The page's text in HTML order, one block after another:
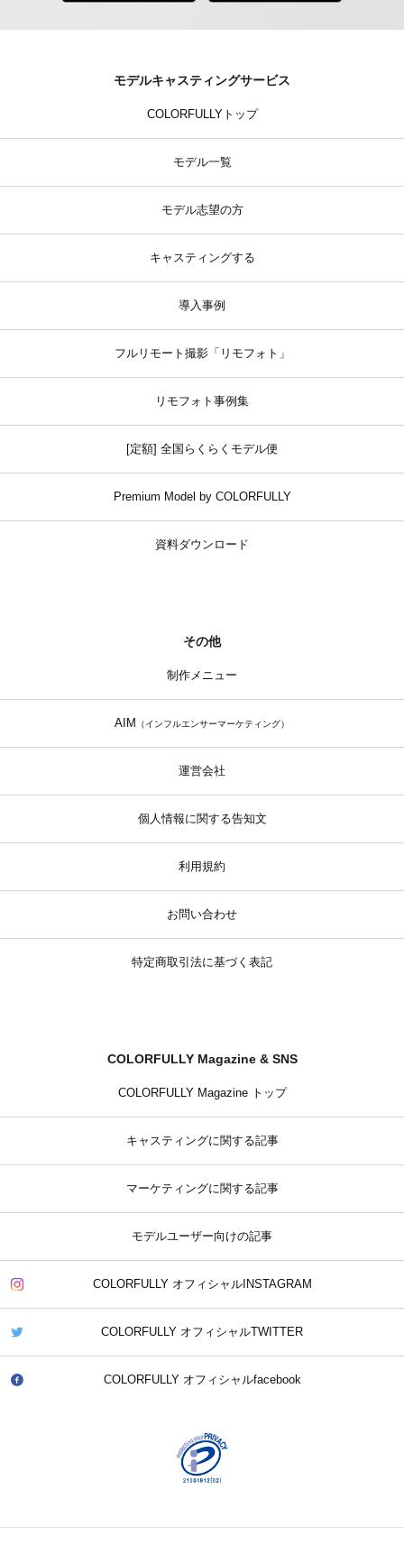
モデルキャスティングサービス
COLORFULLYトップ
モデル一覧
モデル志望の方
キャスティングする
導入事例
フルリモート撮影「リモフォト」
リモフォト事例集
[定額] 全国らくらくモデル便
Premium Model by COLORFULLY
資料ダウンロード
その他
制作メニュー
AIM （インフルエンサーマーケティング）
運営会社
個人情報に関する告知文
利用規約
お問い合わせ
特定商取引法に基づく表記
COLORFULLY Magazine & SNS
COLORFULLY Magazine トップ
キャスティングに関する記事
マーケティングに関する記事
モデルユーザー向けの記事
COLORFULLY オフィシャルINSTAGRAM
COLORFULLY オフィシャルTWITTER
COLORFULLY オフィシャルfacebook